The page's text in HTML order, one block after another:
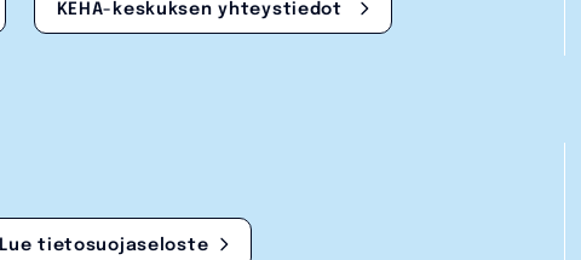
KEHA-keskuksen yhteystiedot
Lue tietosuojaseloste